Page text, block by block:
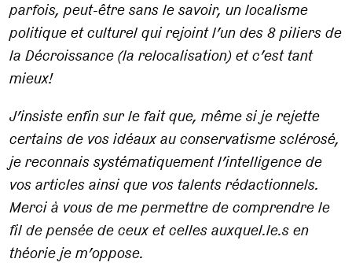
parfois, peut-être sans le savoir, un localisme
politique et culturel qui rejoint l’un des 8 piliers de
la Décroissance (la relocalisation) et c’est tant
mieux!
J’insiste enfin sur le fait que, même si je rejette
certains de vos idéaux au conservatisme sclérosé,
je reconnais systématiquement l’intelligence de
vos articles ainsi que vos talents rédactionnels.
Merci à vous de me permettre de comprendre le
fil de pensée de ceux et celles auxquel.le.s en
théorie je m’oppose.